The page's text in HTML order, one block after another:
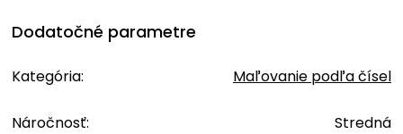
Dodatočné parametre
Kategória: Maľovanie podľa čísel
Náročnosť: Stredná